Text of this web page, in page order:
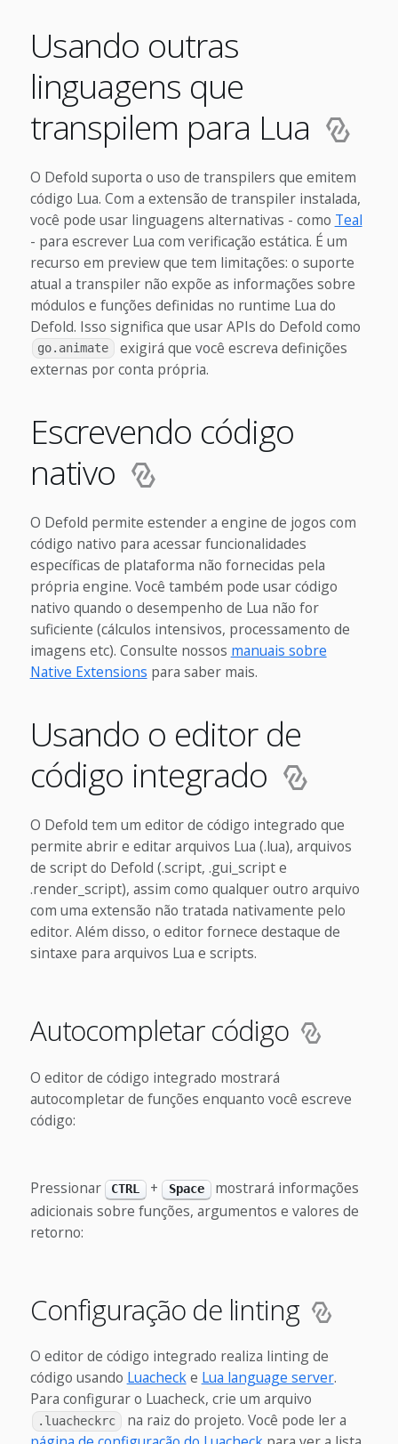
Usando outras
linguagens que
transpilem para Lua
O Defold suporta o uso de transpilers que emitem
código Lua. Com a extensão de transpiler instalada,
você pode usar linguagens alternativas - como Teal
- para escrever Lua com verificação estática. É um
recurso em preview que tem limitações: o suporte
atual a transpiler não expõe as informações sobre
módulos e funções definidas no runtime Lua do
Defold. Isso significa que usar APIs do Defold como
go.animate
exigirá que você escreva definições
externas por conta própria.
Escrevendo código
nativo
O Defold permite estender a engine de jogos com
código nativo para acessar funcionalidades
específicas de plataforma não fornecidas pela
própria engine. Você também pode usar código
nativo quando o desempenho de Lua não for
suficiente (cálculos intensivos, processamento de
imagens etc). Consulte nossos manuais sobre
Native Extensions para saber mais.
Usando o editor de
código integrado
O Defold tem um editor de código integrado que
permite abrir e editar arquivos Lua (.lua), arquivos
de script do Defold (.script, .gui_script e
.render_script), assim como qualquer outro arquivo
com uma extensão não tratada nativamente pelo
editor. Além disso, o editor fornece destaque de
sintaxe para arquivos Lua e scripts.
Autocompletar código
O editor de código integrado mostrará
autocompletar de funções enquanto você escreve
código:
Pressionar CTRL + Space
mostrará informações
adicionais sobre funções, argumentos e valores de
retorno:
Configuração de linting
O editor de código integrado realiza linting de
código usando Luachecke Lua language server.
Para configurar o Luacheck, crie um arquivo
.luacheckrc
na raiz do projeto. Você pode ler a